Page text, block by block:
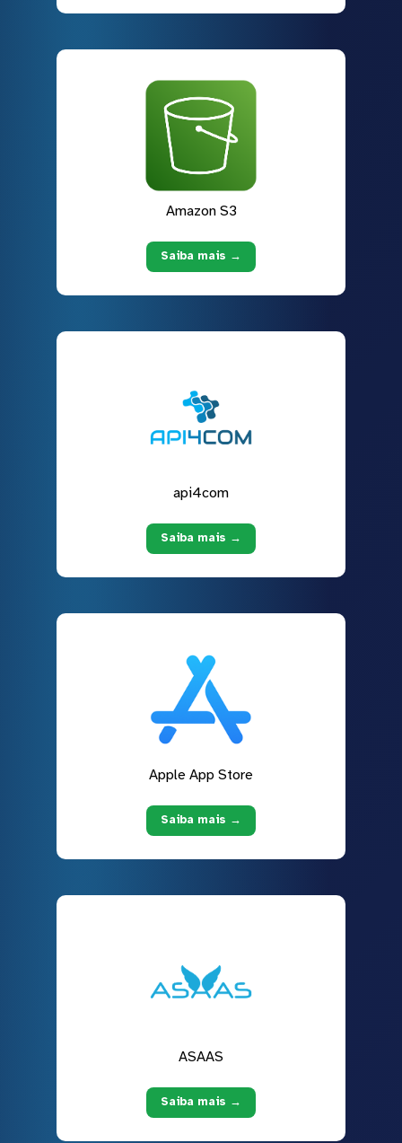
Amazon S3
Saiba mais →
api4com
Saiba mais →
Apple App Store
Saiba mais →
ASAAS
Saiba mais →